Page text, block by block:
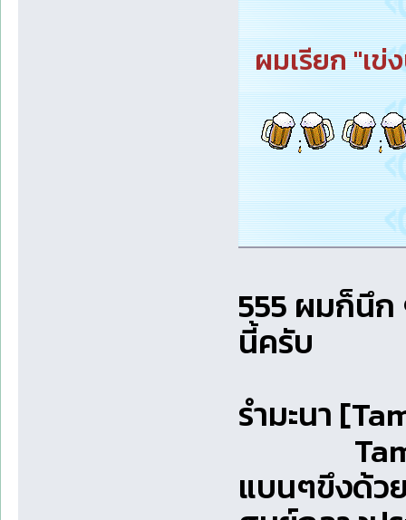
ผมเรียก "เ
555 ผมก็นึก
นี้ครับ
รำมะนา
แบนๆขึงด้ว